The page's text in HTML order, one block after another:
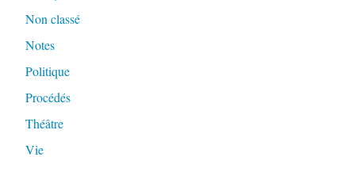
Non classé
Notes
Politique
Procédés
Théâtre
Vie